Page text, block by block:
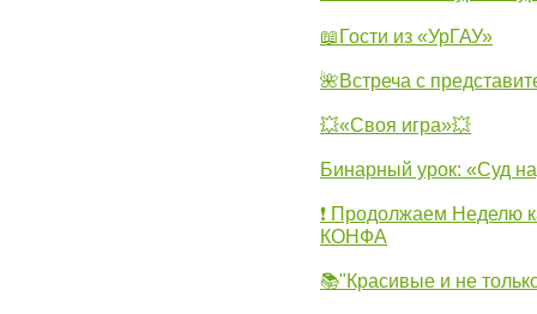
📖Гости из «УрГАУ»
🌺Встреча с
💥«Своя игра»💥
Бинарный урок: «Суд
❗ Продолжаем Неделю
КОНФА
📚"Красивые и не